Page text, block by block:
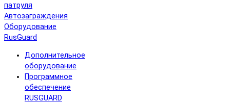
патруля
Автозаграждения
Оборудование
RusGuard
Дополнительное
оборудование
Программное
обеспечение
RUSGUARD